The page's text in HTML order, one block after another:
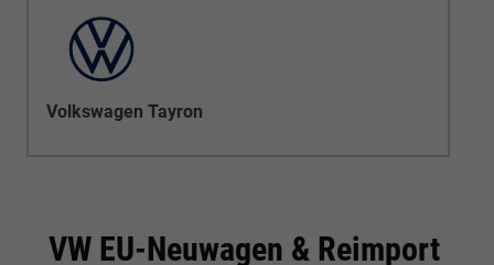
Volkswagen Tayron
VW EU-Neuwagen & Reimport